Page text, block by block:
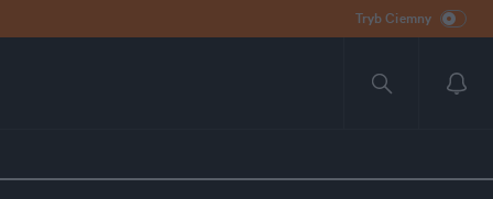
Tryb Ciemny